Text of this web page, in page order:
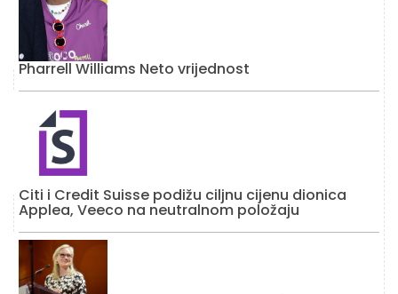
Pharrell Williams Neto vrijednost
Citi i Credit Suisse podižu ciljnu cijenu dionica
Applea, Veeco na neutralnom položaju